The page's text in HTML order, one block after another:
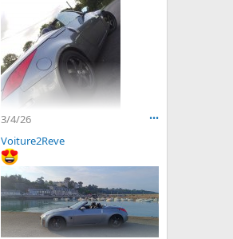
e
B
r
a
d
O
w
s
l
e
p
r
d
e
M
i
c
Au plaisir !
3/4/26 •••
Voiture2Reve